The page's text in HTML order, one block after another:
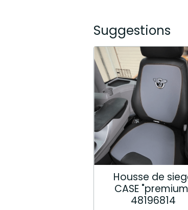
Suggestions
Housse de
CASE
48196814